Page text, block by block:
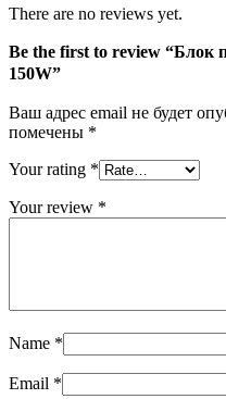
There are no reviews yet.
Be the first to review “Блок
150W”
Ваш адрес email не будет
помечены *
Your rating *
Your review *
Name *
Email *